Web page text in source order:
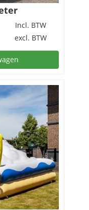
Incl. BTW
excl. BTW